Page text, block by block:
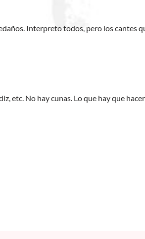
Interpreto todos, pero los cantes
etc. No hay cunas. Lo que hay que